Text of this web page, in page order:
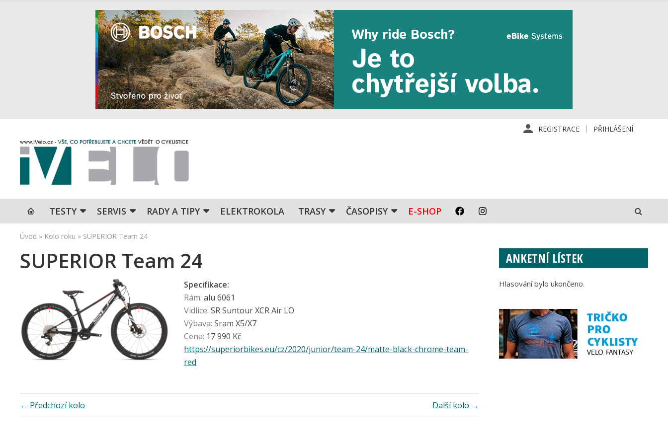
REGISTRACE PŘIHLÁŠENÍ
TESTY SERVIS RADY A TIPY ELEKTROKOLA TRASY ČASOPISY E-SHOP
Úvod » Kolo roku » SUPERIOR Team 24
SUPERIOR Team 24
Specifikace:
Rám: alu 6061
Vidlice: SR Suntour XCR Air LO
Výbava: Sram X5/X7
Cena: 17 990 Kč
https://superiorbikes.eu/cz/2020/junior/team-24/matte-black-chrome-team-
red
← Předchozí kolo Další kolo →
ANKETNÍ LÍSTEK
Hlasování bylo ukončeno.